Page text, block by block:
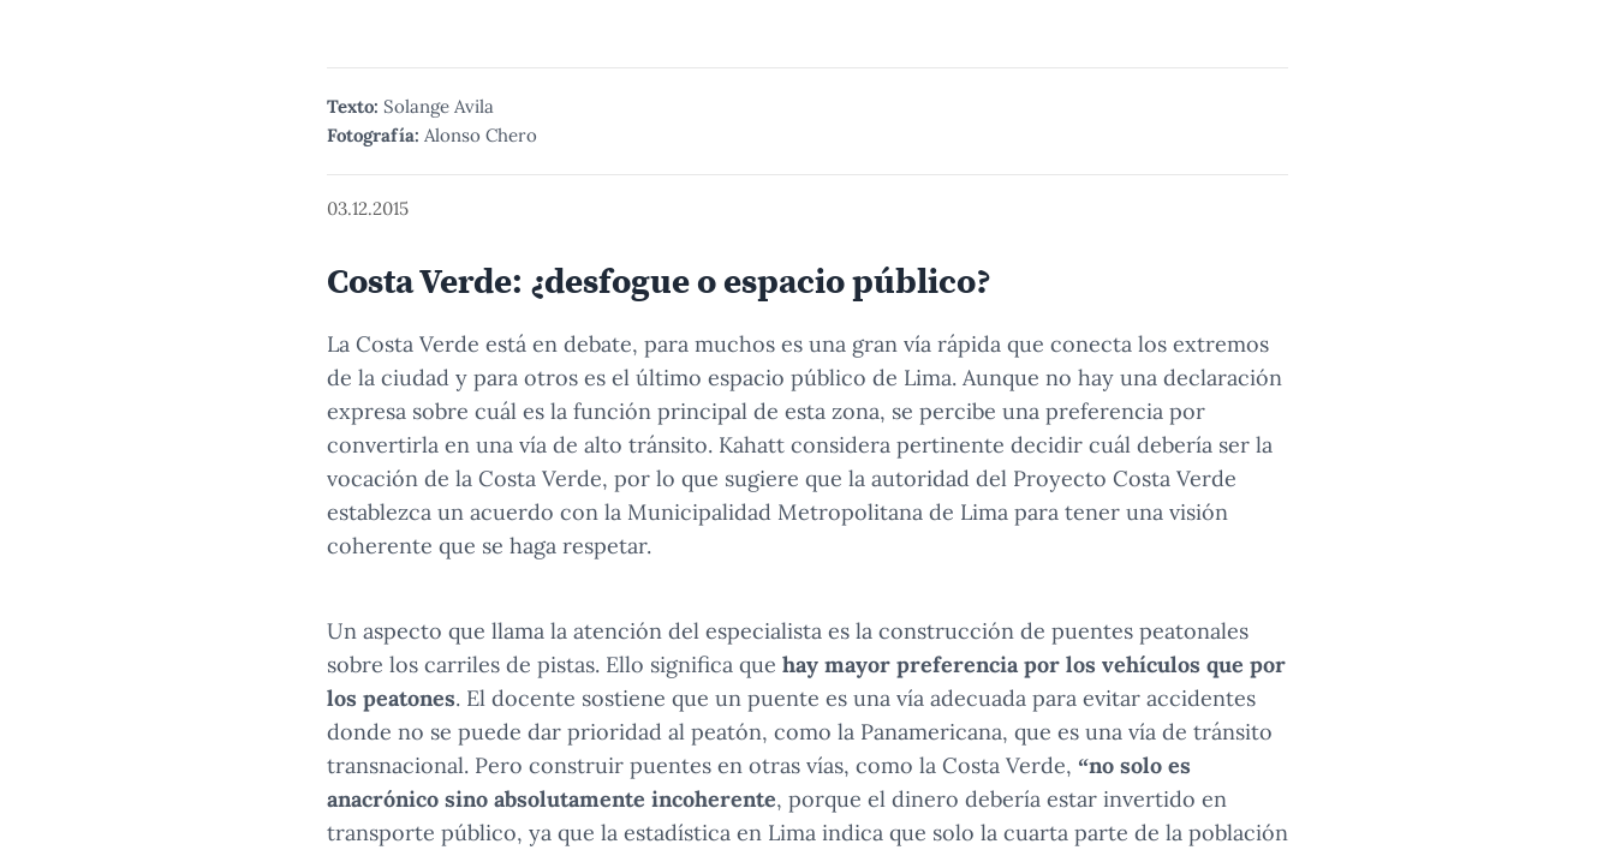
Texto: Solange Avila
Fotografía: Alonso Chero
03.12.2015
Costa Verde: ¿desfogue o espacio público?
La Costa Verde está en debate, para muchos es una gran vía rápida que conecta los extremos
de la ciudad y para otros es el último espacio público de Lima. Aunque no hay una declaración
expresa sobre cuál es la función principal de esta zona, se percibe una preferencia por
convertirla en una vía de alto tránsito. Kahatt considera pertinente decidir cuál debería ser la
vocación de la Costa Verde, por lo que sugiere que la autoridad del Proyecto Costa Verde
establezca un acuerdo con la Municipalidad Metropolitana de Lima para tener una visión
coherente que se haga respetar.
Un aspecto que llama la atención del especialista es la construcción de puentes peatonales
sobre los carriles de pistas. Ello significa que hay mayor preferencia por los vehículos que por
los peatones. El docente sostiene que un puente es una vía adecuada para evitar accidentes
donde no se puede dar prioridad al peatón, como la Panamericana, que es una vía de tránsito
transnacional. Pero construir puentes en otras vías, como la Costa Verde, “no solo es
anacrónico sino absolutamente incoherente, porque el dinero debería estar invertido en
transporte público, ya que la estadística en Lima indica que solo la cuarta parte de la población